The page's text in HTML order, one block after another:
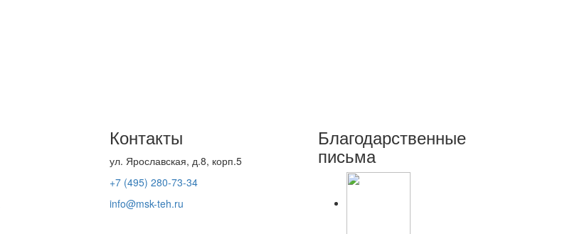
Контакты
ул. Ярославская, д.8, корп.5
+7 (495) 280-73-34
info@msk-teh.ru
Благодарственные
письма